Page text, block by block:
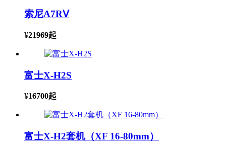
索尼A7RⅤ
¥21969起
富士X-H2S
¥16700起
富士X-H2套机（XF 16-80mm）